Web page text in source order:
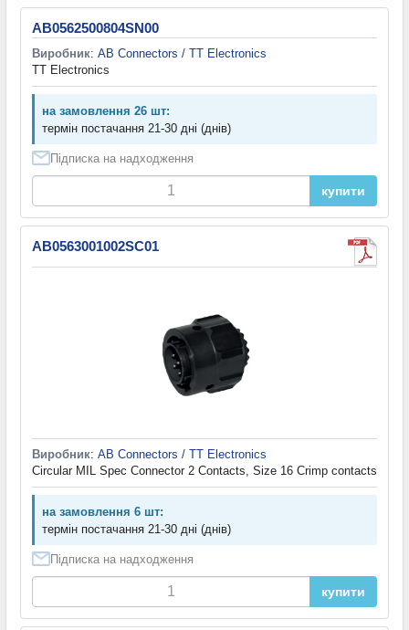
AB0562500804SN00
Виробник: AB Connectors / TT Electronics
TT Electronics
на замовлення 26 шт:
термін постачання 21-30 дні (днів)
Підписка на надходження
купити
AB0563001002SC01
Виробник: AB Connectors / TT Electronics
Circular MIL Spec Connector 2 Contacts, Size 16 Crimp contacts
на замовлення 6 шт:
термін постачання 21-30 дні (днів)
Підписка на надходження
купити